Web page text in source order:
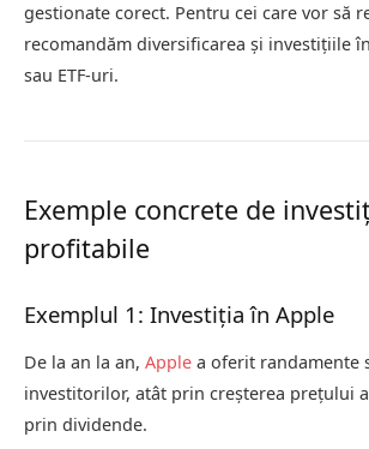
gestionate corect. Pentru cei care vor să
recomandăm diversificarea și investițiile
sau ETF-uri.
Exemple concrete de
profitabile
Exemplul 1: Investiția în Apple
De la an la an, Apple a oferit randamente
investitorilor, atât prin creșterea prețului
prin dividende.